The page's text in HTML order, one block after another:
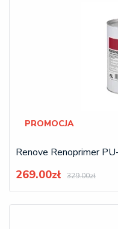
PROMOCJA
Renove Renoprimer
269.00zł 329.00zł